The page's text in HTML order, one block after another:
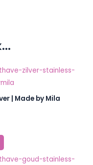
| Made by Mila